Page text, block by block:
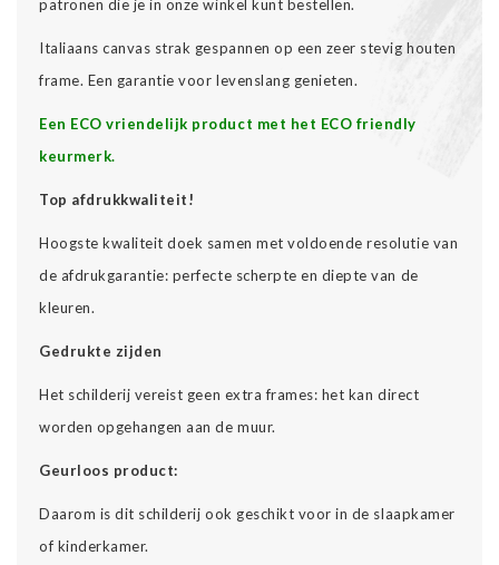
patronen die je in onze winkel kunt bestellen.
Italiaans canvas strak gespannen op een zeer stevig houten
frame. Een garantie voor levenslang genieten.
Een ECO vriendelijk product met het ECO friendly
keurmerk.
Top afdrukkwaliteit!
Hoogste kwaliteit doek samen met voldoende resolutie van
de afdrukgarantie: perfecte scherpte en diepte van de
kleuren.
Gedrukte zijden
Het schilderij vereist geen extra frames: het kan direct
worden opgehangen aan de muur.
Geurloos product:
Daarom is dit schilderij ook geschikt voor in de slaapkamer
of kinderkamer.